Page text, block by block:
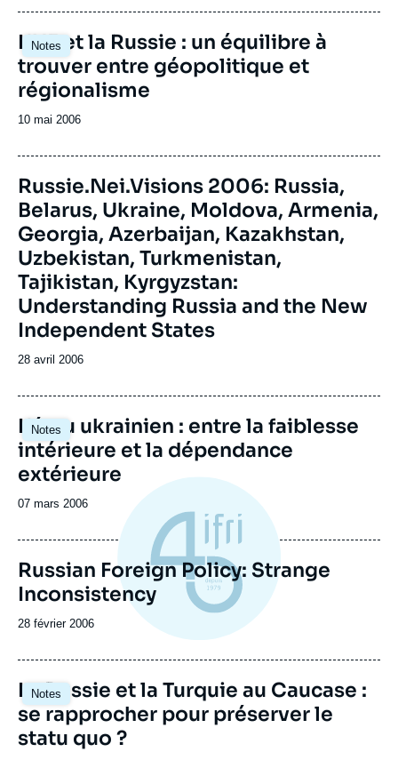
publication
Notes
L'UE et la Russie : un équilibre à
trouver entre géopolitique et
régionalisme
Date
publication
10 mai 2006
Image
de
couverture
de
la
publication
Russie.Nei.Visions 2006: Russia,
Belarus, Ukraine, Moldova, Armenia,
Georgia, Azerbaijan, Kazakhstan,
Uzbekistan, Turkmenistan,
Tajikistan, Kyrgyzstan:
Understanding Russia and the New
Independent States
Date
publication
28 avril 2006
Notes
L'étau ukrainien : entre la faiblesse
intérieure et la dépendance
extérieure
Date
publication
07 mars 2006
Russian Foreign Policy: Strange
Inconsistency
Date
publication
28 février 2006
Notes
La Russie et la Turquie au Caucase :
se rapprocher pour préserver le
statu quo ?